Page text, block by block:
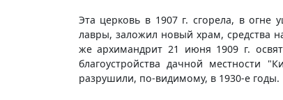
Эта церковь в 1907 г. сгорела, в огне
лавры, заложил новый храм, средства
же архимандрит 21 июня 1909 г.
благоустройства дачной местности
разрушили, по-видимому, в 1930-е годы.